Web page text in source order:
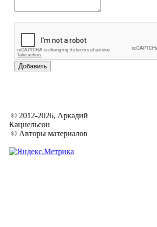
© 2012-2026, Аркадий
Кацнельсон
© Авторы материалов